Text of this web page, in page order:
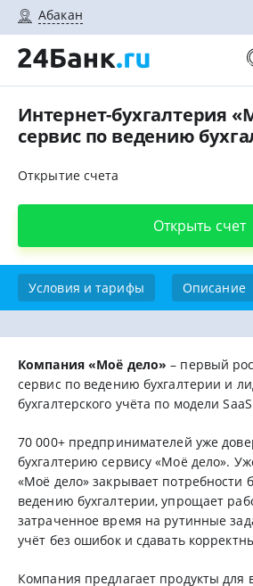
Абакан
Интернет-бухгалтерия
сервис по ведению
Открытие счета
Открыть счет
Условия и тарифы Описание
Компания «Моё дело» – первый
сервис по ведению бухгалтерии и
бухгалтерского учёта по модели
70 000+ предпринимателей уже
бухгалтерию сервису «Моё дело».
«Моё дело» закрывает потребности
ведению бухгалтерии, упрощает
затраченное время на рутинные
учёт без ошибок и сдавать
Компания предлагает продукты для